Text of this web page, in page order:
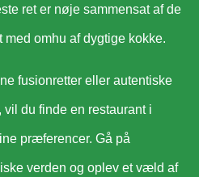
ret er nøje sammensat af de
med omhu af dygtige kokke.
fusionretter eller autentiske
du finde en restaurant i
præferencer. Gå på
verden og oplev et væld af